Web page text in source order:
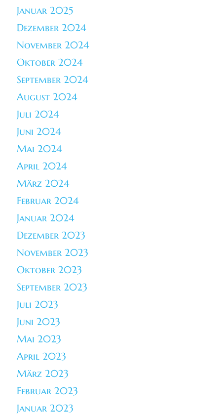
Januar 2025
Dezember 2024
November 2024
Oktober 2024
September 2024
August 2024
Juli 2024
Juni 2024
Mai 2024
April 2024
März 2024
Februar 2024
Januar 2024
Dezember 2023
November 2023
Oktober 2023
September 2023
Juli 2023
Juni 2023
Mai 2023
April 2023
März 2023
Februar 2023
Januar 2023